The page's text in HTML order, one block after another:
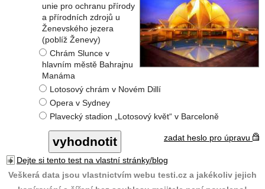
unie pro ochranu přírody
a přírodních zdrojů u
Ženevského jezera
(poblíž Ženevy)
Chrám Slunce v
hlavním městě Bahrajnu
Manáma
Lotosový chrám v Novém Dillí
Opera v Sydney
Plavecký stadion „Lotosový květ“ v Barceloně
zadat heslo pro úpravu
Dejte si tento test na vlastní stránky/blog
Veškerá data jsou vlastnictvím webu testi.cz a jakékoliv jejich